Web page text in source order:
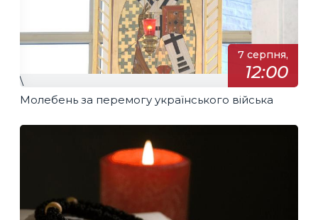
7 серпня,
12:00
\
Молебень за перемогу українського війська